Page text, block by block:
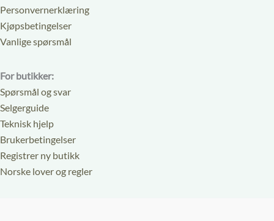
Personvernerklæring
Kjøpsbetingelser
Vanlige spørsmål
For butikker:
Spørsmål og svar
Selgerguide
Teknisk hjelp
Brukerbetingelser
Registrer ny butikk
Norske lover og regler